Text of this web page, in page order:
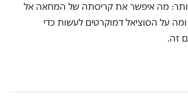
יותר: מה איפשר את קריסתה של המחאה אל
על הסוציאל דמוקרטים לעשות כדי
זה.